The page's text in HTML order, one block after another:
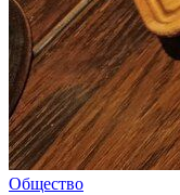
Общество